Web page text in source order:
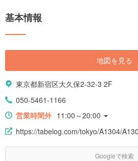
基本情報
地図を見る
東京都新宿区大久保2-32-3 2F
050-5461-1166
営業時間外 11:00～20:00
https://tabelog.com/tokyo/A1304/
Googleで検索